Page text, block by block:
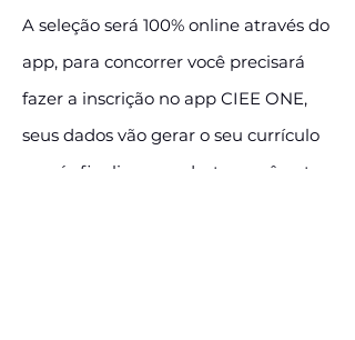
A seleção será 100% online através do
app, para concorrer você precisará
fazer a inscrição no app CIEE ONE,
seus dados vão gerar o seu currículo
e após finalizar o cadastro você entra